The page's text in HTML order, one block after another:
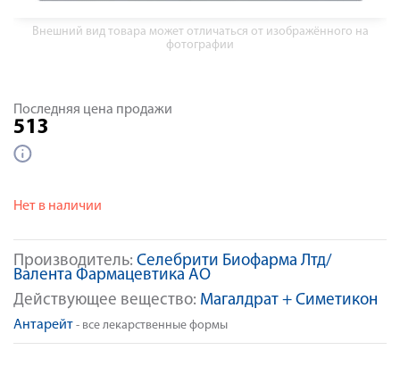
Внешний вид товара может отличаться от изображённого на
фотографии
Производитель: Селебрити Биофарма Лтд/
Валента Фармацевтика АО
Действующее вещество: Магалдрат + Симетикон
Антарейт - все лекарственные формы
Последняя цена продажи
513
Нет в наличии